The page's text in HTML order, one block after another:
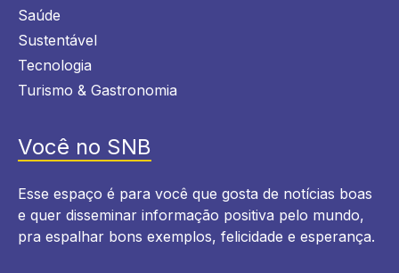
Saúde
Sustentável
Tecnologia
Turismo & Gastronomia
Você no SNB
Esse espaço é para você que gosta de notícias boas
e quer disseminar informação positiva pelo mundo,
pra espalhar bons exemplos, felicidade e esperança.